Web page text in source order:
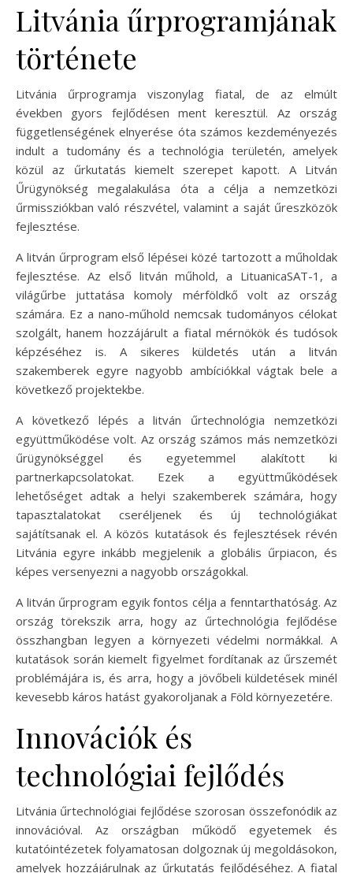
Litvánia űrprogramjának
története
Litvánia űrprogramja viszonylag fiatal, de az elmúlt
években gyors fejlődésen ment keresztül. Az ország
függetlenségének elnyerése óta számos kezdeményezés
indult a tudomány és a technológia területén, amelyek
közül az űrkutatás kiemelt szerepet kapott. A Litván
Űrügynökség megalakulása óta a célja a nemzetközi
űrmissziókban való részvétel, valamint a saját űreszközök
fejlesztése.
A litván űrprogram első lépései közé tartozott a műholdak
fejlesztése. Az első litván műhold, a LituanicaSAT-1, a
világűrbe juttatása komoly mérföldkő volt az ország
számára. Ez a nano-műhold nemcsak tudományos célokat
szolgált, hanem hozzájárult a fiatal mérnökök és tudósok
képzéséhez is. A sikeres küldetés után a litván
szakemberek egyre nagyobb ambíciókkal vágtak bele a
következő projektekbe.
A következő lépés a litván űrtechnológia nemzetközi
együttműködése volt. Az ország számos más nemzetközi
űrügynökséggel és egyetemmel alakított ki
partnerkapcsolatokat. Ezek a együttműködések
lehetőséget adtak a helyi szakemberek számára, hogy
tapasztalatokat cseréljenek és új technológiákat
sajátítsanak el. A közös kutatások és fejlesztések révén
Litvánia egyre inkább megjelenik a globális űrpiacon, és
képes versenyezni a nagyobb országokkal.
A litván űrprogram egyik fontos célja a fenntarthatóság. Az
ország törekszik arra, hogy az űrtechnológia fejlődése
összhangban legyen a környezeti védelmi normákkal. A
kutatások során kiemelt figyelmet fordítanak az űrszemét
problémájára is, és arra, hogy a jövőbeli küldetések minél
kevesebb káros hatást gyakoroljanak a Föld környezetére.
Innovációk és
technológiai fejlődés
Litvánia űrtechnológiai fejlődése szorosan összefonódik az
innovációval. Az országban működő egyetemek és
kutatóintézetek folyamatosan dolgoznak új megoldásokon,
amelyek hozzájárulnak az űrkutatás fejlődéséhez. A fiatal